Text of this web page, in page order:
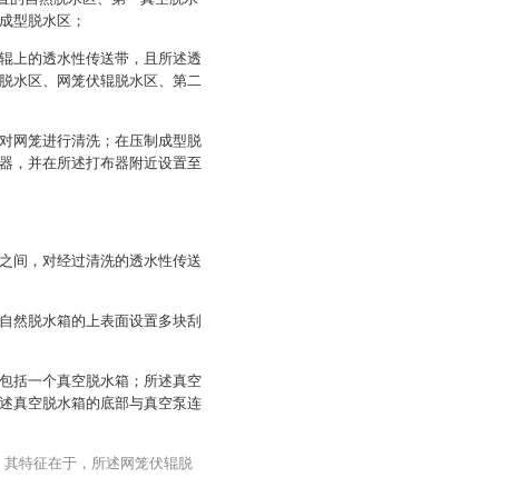
型脱水区；
上的透水性传送带，且所述透
水区、网笼伏辊脱水区、第二
网笼进行清洗；在压制成型脱
，并在所述打布器附近设置至
间，对经过清洗的透水性传送
然脱水箱的上表面设置多块刮
括一个真空脱水箱；所述真空
真空脱水箱的底部与真空泵连
特征在于，所述网笼伏辊脱